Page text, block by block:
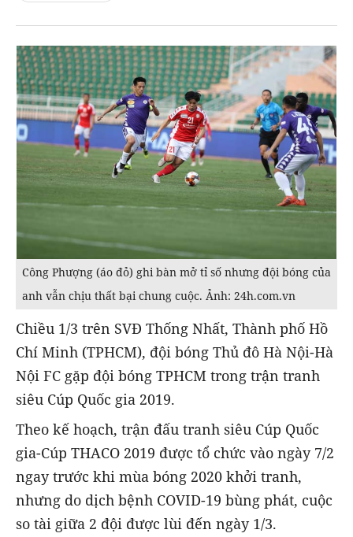
Công Phượng (áo đỏ) ghi bàn mở tỉ số nhưng đội bóng của
anh vẫn chịu thất bại chung cuộc. Ảnh: 24h.com.vn
Chiều 1/3 trên SVĐ Thống Nhất, Thành phố Hồ
Chí Minh (TPHCM), đội bóng Thủ đô Hà Nội-Hà
Nội FC gặp đội bóng TPHCM trong trận tranh
siêu Cúp Quốc gia 2019.
Theo kế hoạch, trận đấu tranh siêu Cúp Quốc
gia-Cúp THACO 2019 được tổ chức vào ngày 7/2
ngay trước khi mùa bóng 2020 khởi tranh,
nhưng do dịch bệnh COVID-19 bùng phát, cuộc
so tài giữa 2 đội được lùi đến ngày 1/3.